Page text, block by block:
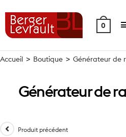
content
0
Accueil > Boutique > Générateur de
Générateur de
Produit précédent